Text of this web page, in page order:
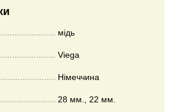
мідь
Viega
Німеччина
28 мм., 22 мм.